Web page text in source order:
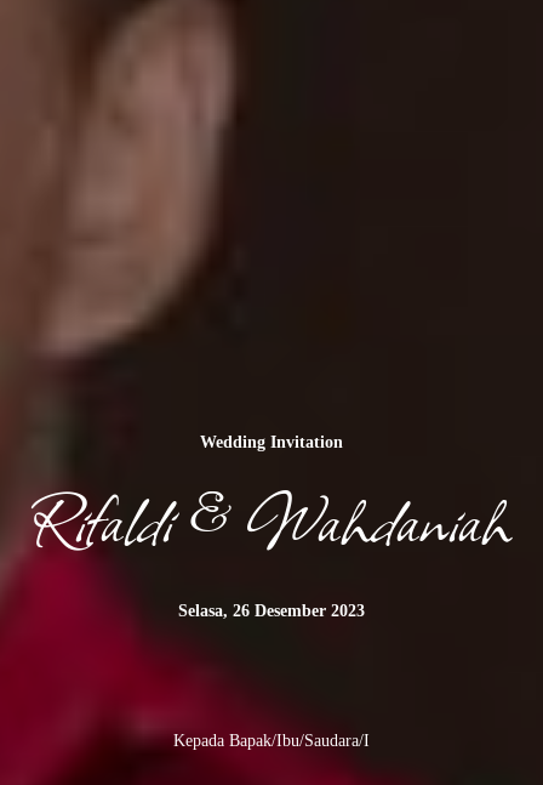
Wedding Invitation
Rifaldi & Wahdaniah
Selasa, 26 Desember 2023
Kepada Bapak/Ibu/Saudara/i